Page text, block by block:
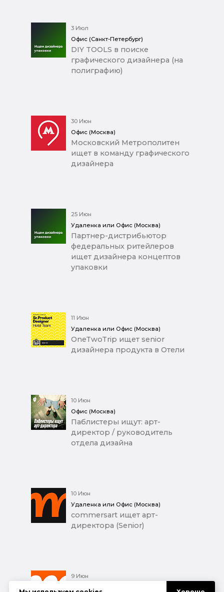
3 Июл
Офис (Санкт-Петербург)
DIY TOOLS в поиске
графического дизайнера (на
полиграфию)
30 Июн
Офис (Москва)
Московский Метрополитен
ищет в команду графического
дизайнера
25 Июн
Удаленка или Офис (Москва)
Партнер-дистрибьютор
федеральных ритейлеров
ищет дизайнера концептов
упаковки
11 Июн
Удаленка или Офис (Москва)
OneTwoTrip ищет senior
дизайнера продукта в Отели
10 Июн
Офис (Москва)
Паблистеры ищут: арт-
директор / руководитель
отдела дизайна
10 Июн
Удаленка или Офис (Москва)
commersart ищет арт-
директора (Senior)
9 Июн
Удаленка или Офис (Москва)